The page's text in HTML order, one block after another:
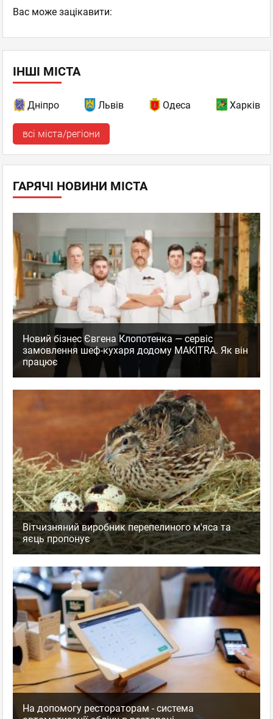
Вас може зацікавити:
ІНШІ МІСТА
Дніпро Львів Одеса Харків
всі міста/регіони
ГАРЯЧІ НОВИНИ МІСТА
Новий бізнес Євгена Клопотенка — сервіс
замовлення шеф-кухаря додому MAKITRA. Як він
працює
Вітчизняний виробник перепелиного м'яса та
яєць пропонує
На допомогу рестораторам - система